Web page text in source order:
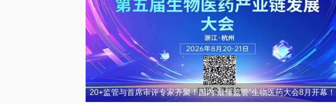
20+监管与首席审评专家齐聚！国内“最懂监管”生物医药大会8月开幕！